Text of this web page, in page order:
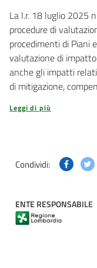
La l.r. 18 luglio 2025
procedure di
procedimenti di Piani
valutazione di
anche gli impatti
di mitigazione,
Leggi di più
Condividi:
ENTE RESPONSABILE